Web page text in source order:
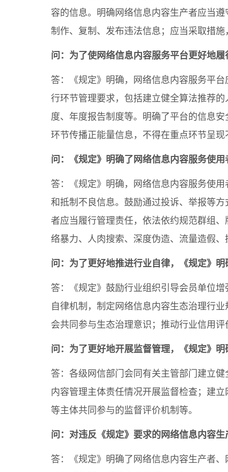
容的信息。明确网络信息内容生产者应当
制作、复制、发布违法信息；应当采取措
问：为了使网络信息内容服务平台更好地
答：《规定》明确，网络信息内容服务平
行环节管理要求，包括建立健全算法推荐
度、年度报告制度等。明确了平台的信息
环节传播正能量信息，不得在重点环节呈现
问：《规定》明确了网络信息内容服务使用
答：《规定》明确，网络信息内容服务使
和抵制不良信息。鼓励通过投诉、举报等
者应当履行管理责任，依法依约规范群组
络暴力、人肉搜索、深度伪造、流量造假
问：为了更好地推进行业自律，《规定》
答：《规定》鼓励行业组织引导会员单位
自律机制，制定网络信息内容生态治理行
会共同参与生态治理意识；推动行业信用
问：为了更好地开展监督管理，《规定》
答：各级网信部门会同有关主管部门建立
内容管理主体责任情况开展监督检查；建
等主体共同参与的监督评价机制等。
问：对违反《规定》要求的网络信息内容
答：《规定》明确了网络信息内容生产者